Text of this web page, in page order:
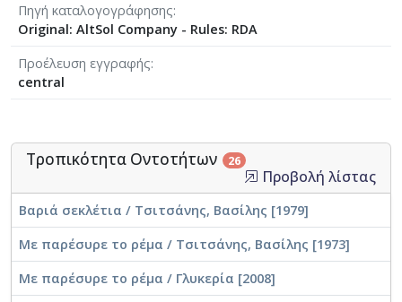
Η υπομονάδα που προκύπτει ονομάζεται και κιουρντί
Πηγή καταλογογράφησης
Original: AltSol Company - Rules: RDA
Προέλευση εγγραφής
central
Τροπικότητα Οντοτήτων 26
Προβολή λίστας
Βαριά σεκλέτια / Τσιτσάνης, Βασίλης [1979]
Με παρέσυρε το ρέμα / Τσιτσάνης, Βασίλης [1973]
Με παρέσυρε το ρέμα / Γλυκερία [2008]